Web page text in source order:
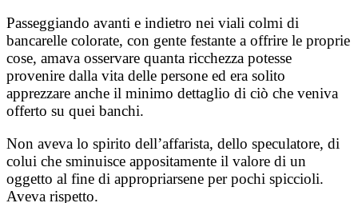
Passeggiando avanti e indietro nei viali colmi di
bancarelle colorate, con gente festante a offrire le proprie
cose, amava osservare quanta ricchezza potesse
provenire dalla vita delle persone ed era solito
apprezzare anche il minimo dettaglio di ciò che veniva
offerto su quei banchi.
Non aveva lo spirito dell’affarista, dello speculatore, di
colui che sminuisce appositamente il valore di un
oggetto al fine di appropriarsene per pochi spiccioli.
Aveva rispetto.